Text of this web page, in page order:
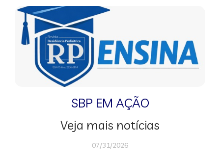
SBP EM AÇÃO
Veja mais notícias
07/31/2026